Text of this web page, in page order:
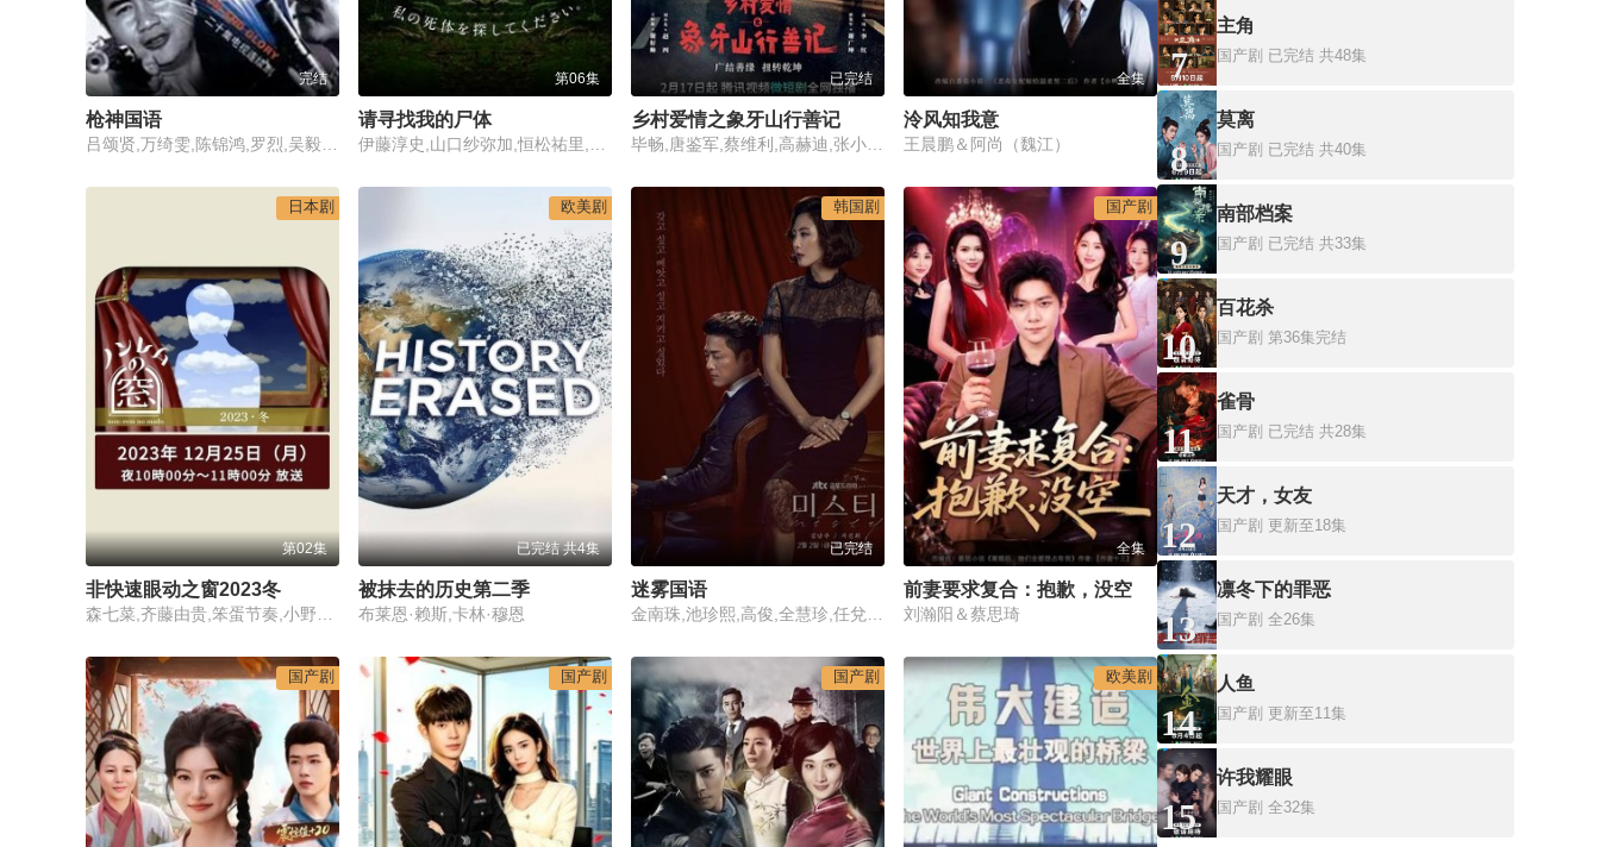
完结
枪神国语
第06集
请寻找我的尸体
已完结
乡村爱情之象牙山行善记
全集
泠风知我意
王晨鹏＆阿尚（魏江）
日本剧
第02集
非快速眼动之窗2023冬
欧美剧
已完结 共4集
被抹去的历史第二季
布莱恩·赖斯,卡林·穆恩
韩国剧
已完结
迷雾国语
国产剧
全集
前妻要求复合：抱歉，没空
刘瀚阳＆蔡思琦
国产剧 国产剧 国产剧 欧美剧
7
主角
国产剧 已完结 共48集
8
莫离
国产剧 已完结 共40集
9
南部档案
国产剧 已完结 共33集
10
百花杀
国产剧 第36集完结
11
雀骨
国产剧 已完结 共28集
12
天才，女友
国产剧 更新至18集
13
凛冬下的罪恶
国产剧 全26集
14
人鱼
国产剧 更新至11集
15
许我耀眼
国产剧 全32集